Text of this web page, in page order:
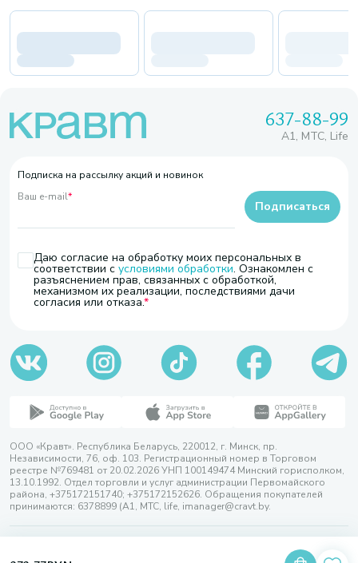
637-88-99
A1, МТС, Life
Подписка на рассылку акций и новинок
Ваш e-mail*
Даю согласие на обработку моих персональных в
соответствии с условиями обработки. Ознакомлен с
разъяснением прав, связанных с обработкой,
механизмом их реализации, последствиями дачи
согласия или отказа.
Подписаться
ООО «Кравт». Республика Беларусь, 220012, г. Минск, пр.
Независимости, 76, оф. 103. Регистрационный номер в Торговом
реестре №769481 от 20.02.2026 УНП 100149474 Минский горисполком,
13.10.1992. Отдел торговли и услуг администрации Первомайского
района, +375172151740; +375172152626. Обращения покупателей
принимаются: 6378899 (А1, МТС, life, imanager@cravt.by.